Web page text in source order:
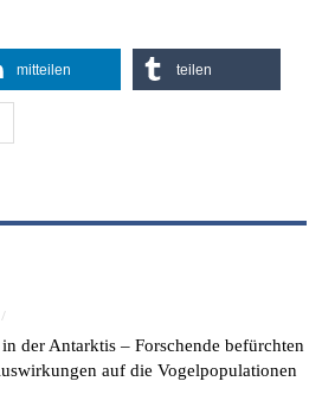
mitteilen teilen
/
der Antarktis – Forschende befürchten
auf die Vogelpopulationen